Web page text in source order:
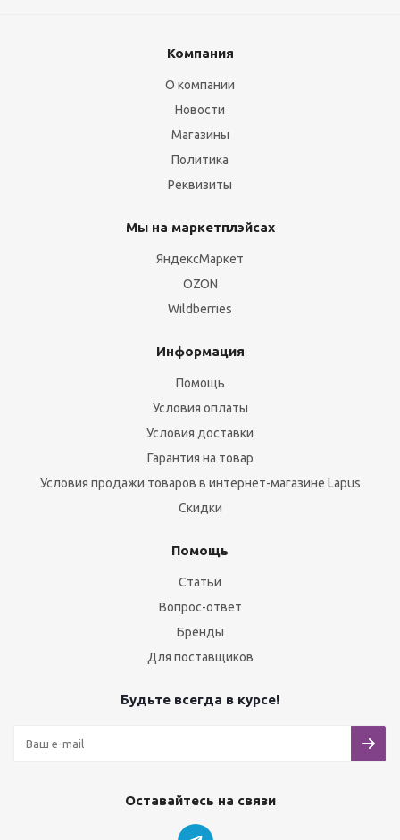
Компания
О компании
Новости
Магазины
Политика
Реквизиты
Мы на маркетплэйсах
ЯндексМаркет
OZON
Wildberries
Информация
Помощь
Условия оплаты
Условия доставки
Гарантия на товар
Условия продажи товаров в интернет-магазине Lapus
Скидки
Помощь
Статьи
Вопрос-ответ
Бренды
Для поставщиков
Будьте всегда в курсе!
Оставайтесь на связи